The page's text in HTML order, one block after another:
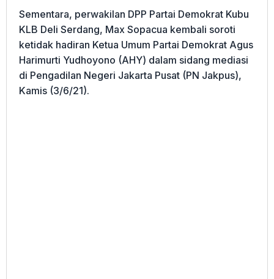
Sementara, perwakilan DPP Partai Demokrat Kubu
KLB Deli Serdang, Max Sopacua kembali soroti
ketidak hadiran Ketua Umum Partai Demokrat Agus
Harimurti Yudhoyono (AHY) dalam sidang mediasi
di Pengadilan Negeri Jakarta Pusat (PN Jakpus),
Kamis (3/6/21).